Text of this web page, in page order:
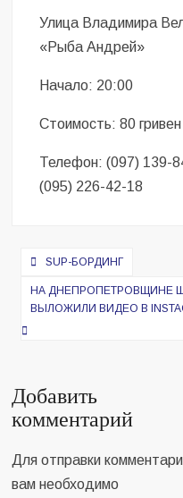
Улица Владимира
«Рыба Андрей»
Начало: 20:00
Стоимость: 80 гривен
Телефон: (097) 139-
(095) 226-42-18
Навигация
по
записям
SUP-БОРДИНГ
НА ДНЕПРОПЕТРОВЩИНЕ
ВЫЛОЖИЛИ ВИДЕО В
Добавить
комментарий
Для отправки
вам необходимо